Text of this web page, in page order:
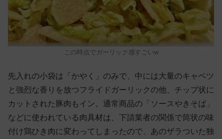
この時点でガーリック感すごいw
先入れの小袋は「かやく」のみで、中には大量のキャベツ
と強烈な香りを放つフライドガーリックの他、チップ状に
カットされた豚肉もイン。通常商品の「ソースやきそば」
などに使われている肉具材は、下請業者の関係で筒状の味
付け鶏ひき肉に変わってしまったので、あのザラついた独